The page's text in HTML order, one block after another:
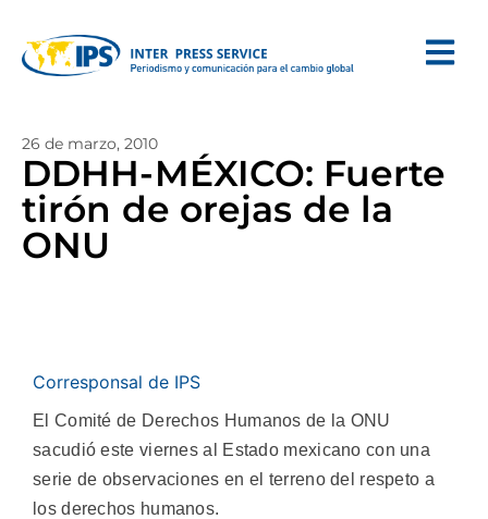
26 de marzo, 2010
DDHH-MÉXICO: Fuerte
tirón de orejas de la
ONU
Corresponsal de IPS
El Comité de Derechos Humanos de la ONU
sacudió este viernes al Estado mexicano con una
serie de observaciones en el terreno del respeto a
los derechos humanos.